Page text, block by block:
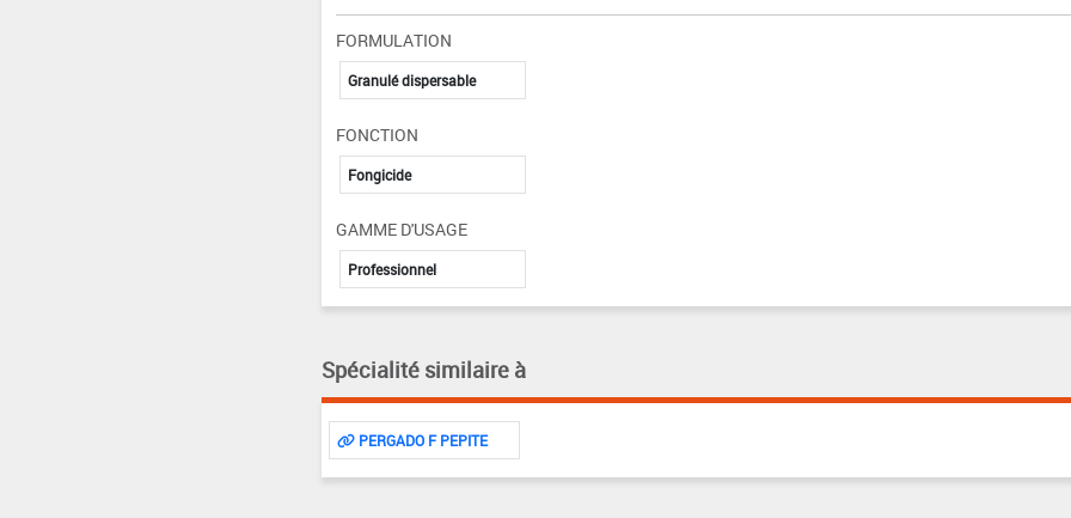
FORMULATION
Granulé dispersable
FONCTION
Fongicide
GAMME D'USAGE
Professionnel
Spécialité similaire à
PERGADO F PEPITE